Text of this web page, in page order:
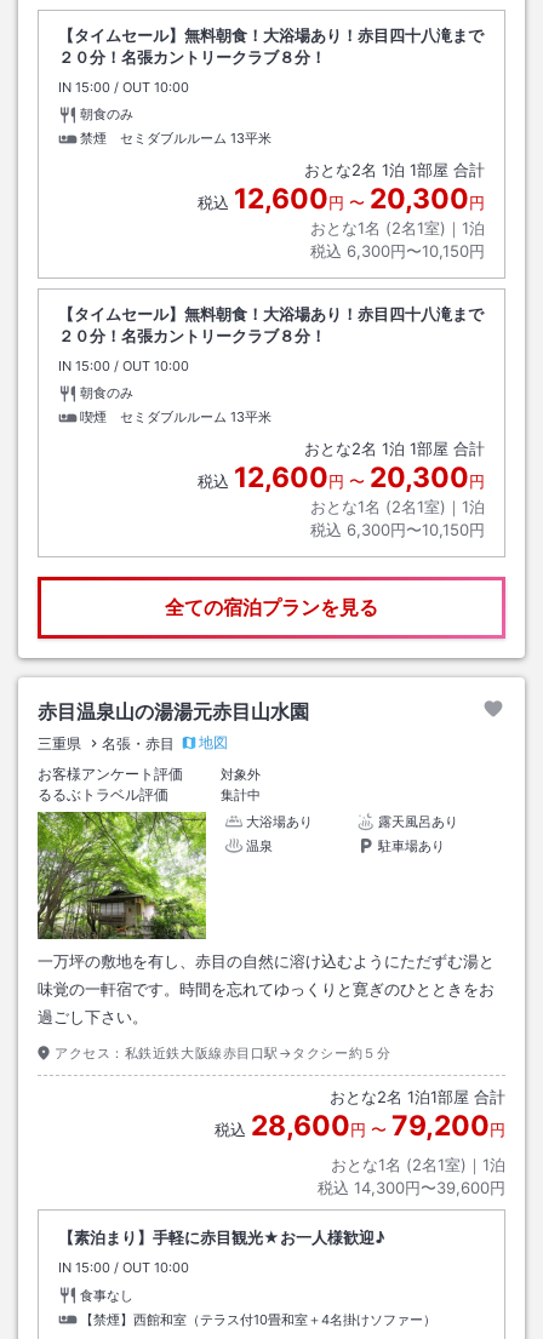
【タイムセール】無料朝食！大浴場あり！赤目四十八滝まで
２０分！名張カントリークラブ８分！
IN チェックイン
15:00 / OUT チェックアウト
10:00
朝食のみ
禁煙 セミダブルルーム 13平米
おとな2名 1泊 1部屋 合計
税込 12,600円 〜 20,300円
おとな1名 (2名1室)｜ 1泊
税込 6,300円〜10,150円
【タイムセール】無料朝食！大浴場あり！赤目四十八滝まで
２０分！名張カントリークラブ８分！
IN チェックイン
15:00 / OUT チェックアウト
10:00
朝食のみ
喫煙 セミダブルルーム 13平米
おとな2名 1泊 1部屋 合計
税込 12,600円 〜 20,300円
おとな1名 (2名1室)｜ 1泊
税込 6,300円〜10,150円
全ての宿泊プランを見る
赤目温泉山の湯湯元赤目山水園
三重県 名張・赤目
地図
お客様アンケート評価
対象外
るるぶトラベル評価
集計中
大浴場あり
露天風呂あり
温泉
駐車場あり
一万坪の敷地を有し、赤目の自然に溶け込むようにただずむ湯と
味覚の一軒宿です。時間を忘れてゆっくりと寛ぎのひとときをお
過ごし下さい。
アクセス： 私鉄近鉄大阪線赤目口駅→タクシー約５分
おとな2名 1泊1部屋 合計
税込 28,600円 〜 79,200円
おとな1名 (2名1室)｜ 1泊
税込 14,300円〜39,600円
【素泊まり】手軽に赤目観光★お一人様歓迎♪
IN チェックイン
15:00 / OUT チェックアウト
10:00
食事なし
【禁煙】西館和室（テラス付10畳和室＋4名掛けソファー）